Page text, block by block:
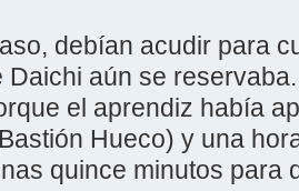
debían acudir para
Daichi aún se
el aprendiz había
Hueco) y una
quince minutos para